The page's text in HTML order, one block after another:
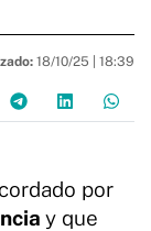
18/10/25 | 18:39
por
y que